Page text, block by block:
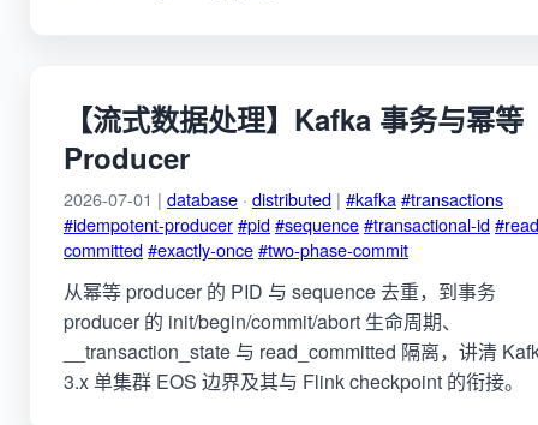
【流式数据处理】Kafka 事务与幂等
Producer
2026-07-01 | database · distributed | #kafka#transactions
#idempotent-producer#pid#sequence#transactional-id
committed#exactly-once#two-phase-commit
从幂等 producer 的 PID 与 sequence 去重，到事务
producer 的 init/begin/commit/abort 生命周期、
__transaction_state 与 read_committed 隔离，讲清
3.x 单集群 EOS 边界及其与 Flink checkpoint 的衔接。